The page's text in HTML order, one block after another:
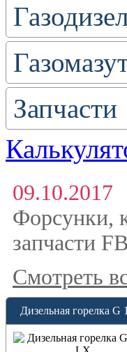
Запчасти
09.10.2017
Форсунки,
запчасти
Смотреть
Дизельная горелка G